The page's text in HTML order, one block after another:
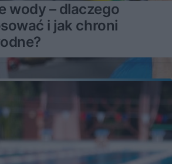
wody – dlaczego
i jak chroni